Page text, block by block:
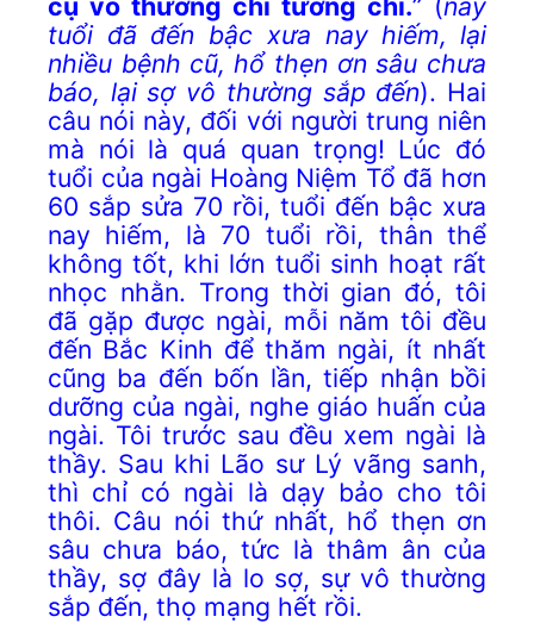
tuổi đã đến bậc xưa nay hiếm, lại
nhiều bệnh cũ, hổ thẹn ơn sâu chưa
báo, lại sợ vô thường sắp đến). Hai
câu nói này, đối với người trung niên
mà nói là quá quan trọng! Lúc đó
tuổi của ngài Hoàng Niệm Tổ đã hơn
60 sắp sửa 70 rồi, tuổi đến bậc xưa
nay hiếm, là 70 tuổi rồi, thân thể
không tốt, khi lớn tuổi sinh hoạt rất
nhọc nhằn. Trong thời gian đó, tôi
đã gặp được ngài, mỗi năm tôi đều
đến Bắc Kinh để thăm ngài, ít nhất
cũng ba đến bốn lần, tiếp nhận bồi
dưỡng của ngài, nghe giáo huấn của
ngài. Tôi trước sau đều xem ngài là
thầy. Sau khi Lão sư Lý vãng sanh,
thì chỉ có ngài là dạy bảo cho tôi
thôi. Câu nói thứ nhất, hổ thẹn ơn
sâu chưa báo, tức là thâm ân của
thầy, sợ đây là lo sợ, sự vô thường
sắp đến, thọ mạng hết rồi.